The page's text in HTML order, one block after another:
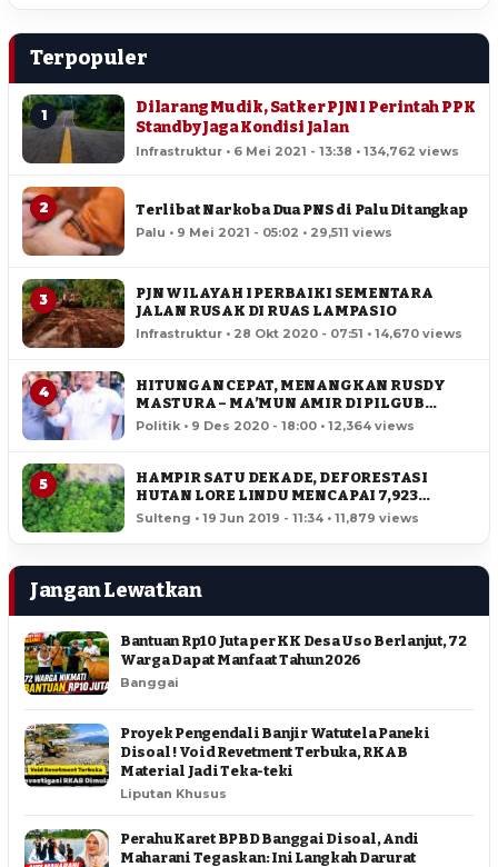
Terpopuler
1
Dilarang Mudik, Satker PJN I Perintah PPK
Standby Jaga Kondisi Jalan
Infrastruktur • 6 Mei 2021 - 13:38 • 134,762 views
2 Terlibat Narkoba Dua PNS di Palu Ditangkap
Palu • 9 Mei 2021 - 05:02 • 29,511 views
3
PJN WILAYAH I PERBAIKI SEMENTARA
JALAN RUSAK DI RUAS LAMPASIO
Infrastruktur • 28 Okt 2020 - 07:51 • 14,670 views
4
HITUNGAN CEPAT, MENANGKAN RUSDY
MASTURA – MA’MUN AMIR DI PILGUB
SULTENG
Politik • 9 Des 2020 - 18:00 • 12,364 views
5
HAMPIR SATU DEKADE, DEFORESTASI
HUTAN LORE LINDU MENCAPAI 7,923
HEKTAR
Sulteng • 19 Jun 2019 - 11:34 • 11,879 views
Jangan Lewatkan
Bantuan Rp10 Juta per KK Desa Uso Berlanjut, 72
Warga Dapat Manfaat Tahun 2026
Banggai
Proyek Pengendali Banjir Watutela Paneki
Disoal ! Void Revetment Terbuka, RKAB
Material Jadi Teka-teki
Liputan Khusus
Perahu Karet BPBD Banggai Disoal, Andi
Maharani Tegaskan: Ini Langkah Darurat